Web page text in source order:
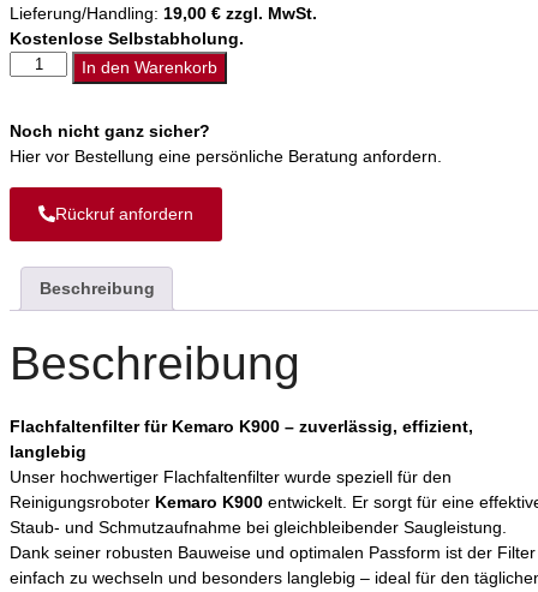
Lieferung/Handling: 19,00 € zzgl. MwSt.
Kostenlose Selbstabholung.
In den Warenkorb
Noch nicht ganz sicher?
Hier vor Bestellung eine persönliche Beratung anfordern.
Rückruf anfordern
Beschreibung
Beschreibung
Flachfaltenfilter für Kemaro K900 – zuverlässig, effizient,
langlebig
Unser hochwertiger Flachfaltenfilter wurde speziell für den
Reinigungsroboter Kemaro K900 entwickelt. Er sorgt für eine
Staub- und Schmutzaufnahme bei gleichbleibender Saugleistung.
Dank seiner robusten Bauweise und optimalen Passform ist der Filter
einfach zu wechseln und besonders langlebig – ideal für den